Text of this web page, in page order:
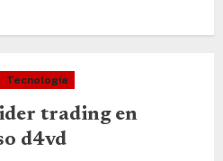
Tecnología
trading en
d4vd